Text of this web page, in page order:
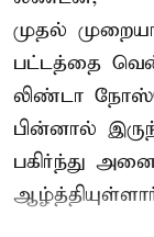
முதல்
பட்டத்தை
லிண்டா
பின்னால்
பகிர்ந்து